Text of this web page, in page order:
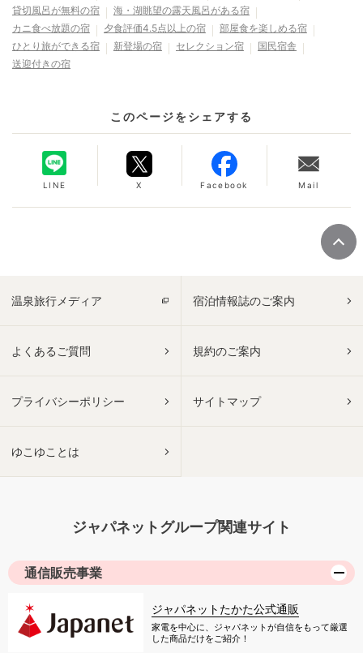
貸切風呂が無料の宿
海・湖眺望の露天風呂がある宿
カニ食べ放題の宿
夕食評価4.5点以上の宿
部屋食を楽しめる宿
ひとり旅ができる宿
新登場の宿 セレクション宿
国民宿舎
送迎付きの宿
このページをシェアする
LINE X Facebook Mail
温泉旅行メディア 宿泊情報誌のご案内
よくあるご質問 規約のご案内
プライバシーポリシー サイトマップ
ゆこゆことは
ジャパネットグループ関連サイト
通信販売事業
ジャパネットたかた公式通販
家電を中心に、ジャパネットが自信をもって厳選
した商品だけをご紹介！